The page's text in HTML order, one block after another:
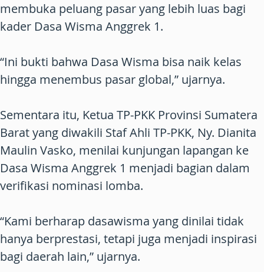
membuka peluang pasar yang lebih luas bagi
kader Dasa Wisma Anggrek 1.
“Ini bukti bahwa Dasa Wisma bisa naik kelas
hingga menembus pasar global,” ujarnya.
Sementara itu, Ketua TP-PKK Provinsi Sumatera
Barat yang diwakili Staf Ahli TP-PKK, Ny. Dianita
Maulin Vasko, menilai kunjungan lapangan ke
Dasa Wisma Anggrek 1 menjadi bagian dalam
verifikasi nominasi lomba.
“Kami berharap dasawisma yang dinilai tidak
hanya berprestasi, tetapi juga menjadi inspirasi
bagi daerah lain,” ujarnya.